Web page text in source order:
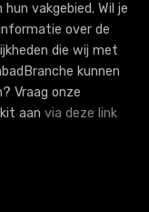
hun vakgebied. Wil je
over de
die wij met
kunnen
Vraag onze
aan via deze link